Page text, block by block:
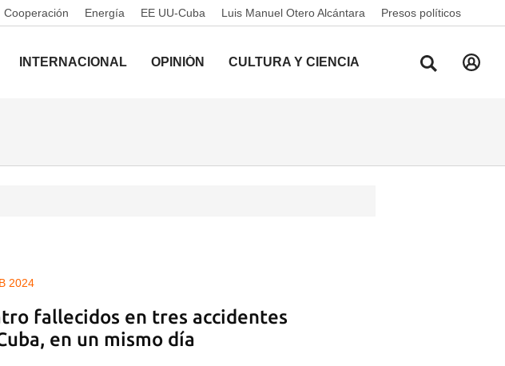
Cooperación Energía EE UU-Cuba Luis Manuel Otero Alcántara Presos políticos
INTERNACIONAL OPINIÓN CULTURA Y CIENCIA
2024
fallecidos en tres accidentes
en un mismo día